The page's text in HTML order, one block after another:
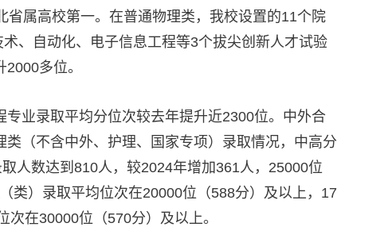
属高校第一。在普通物理类，我校设置的11个院
、自动化、电子信息工程等3个拔尖创新人才试验
多位。
业录取平均分位次较去年提升近2300位。中外合
（不含中外、护理、国家专项）录取情况，中高分
人数达到810人，较2024年增加361人，25000位
类）录取平均位次在20000位（588分）及以上，17
在30000位（570分）及以上。